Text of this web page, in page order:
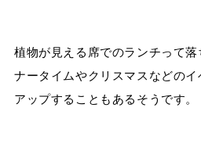
植物が見える席でのランチって落
ナータイムやクリスマスなどのイ
アップすることもあるそうです。